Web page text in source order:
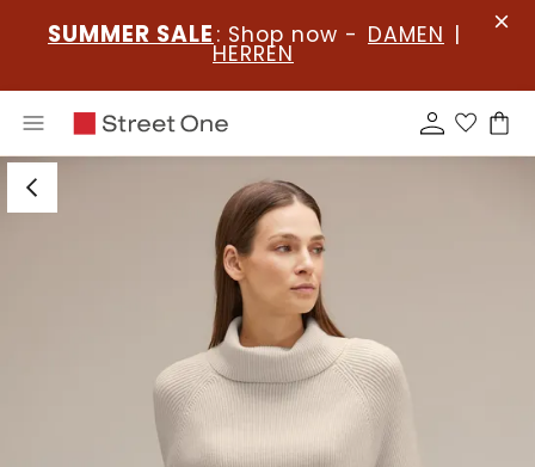
SUMMER SALE : Shop now - DAMEN |
HERREN